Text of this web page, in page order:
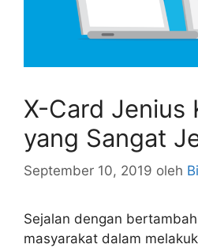
X-Card Jenius
yang Sangat
September 10, 2019 oleh
Sejalan dengan
masyarakat dalam